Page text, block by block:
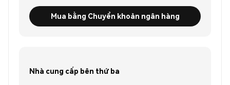
Mua bằng Chuyển khoản ngân hàng
Nhà cung cấp bên thứ ba